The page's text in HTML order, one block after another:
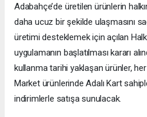
Adabahçe’de üretilen ürünlerin
daha ucuz bir şekilde ulaşmasını
üretimi desteklemek için açılan
uygulamanın başlatılması kararı
kullanma tarihi yaklaşan ürünler,
Market ürünlerinde Adalı Kart
indirimlerle satışa sunulacak.